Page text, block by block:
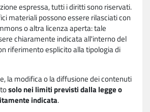
espressa, tutti i diritti sono riservati.
materiali possono essere rilasciati con
o altra licenza aperta: tale
chiaramente indicata all'interno del
riferimento esplicito alla tipologia di
la modifica o la diffusione dei contenuti
solo nei limiti previsti dalla legge o
indicata.